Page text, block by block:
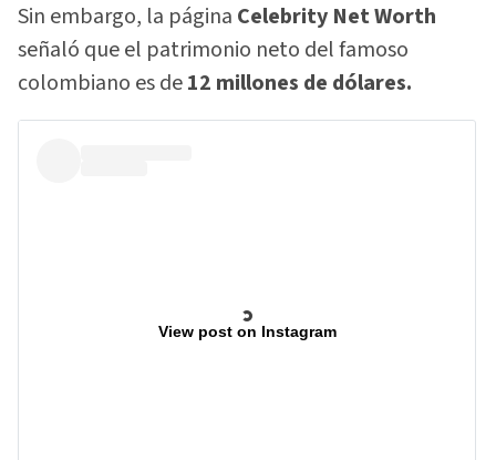
Sin embargo, la página Celebrity Net Worth
señaló que el patrimonio neto del famoso
colombiano es de12 millones de dólares.
View post on Instagram